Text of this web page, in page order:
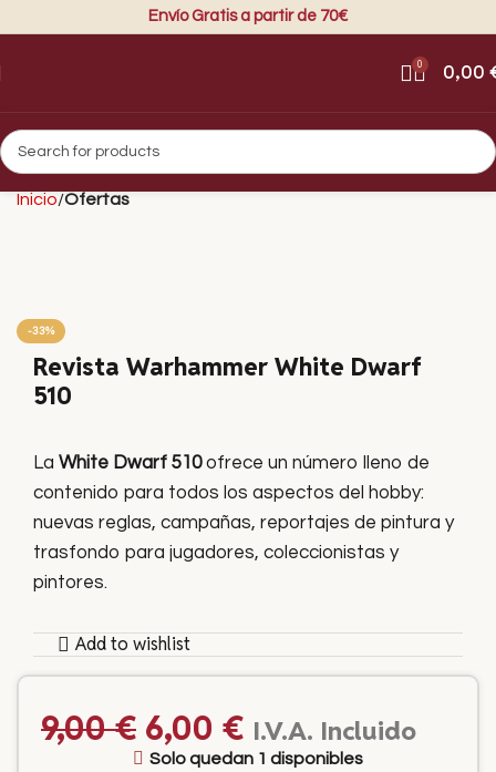
Envío Gratis a partir de 70€
0 0,00
Inicio Ofertas
-33%
Revista Warhammer White Dwarf
510
La White Dwarf 510ofrece un número lleno de
contenido para todos los aspectos del hobby:
nuevas reglas, campañas, reportajes de pintura y
trasfondo para jugadores, coleccionistas y
pintores.
Add to wishlist
9,00€ 6,00 € I.V.A. Incluido
Solo quedan 1 disponibles